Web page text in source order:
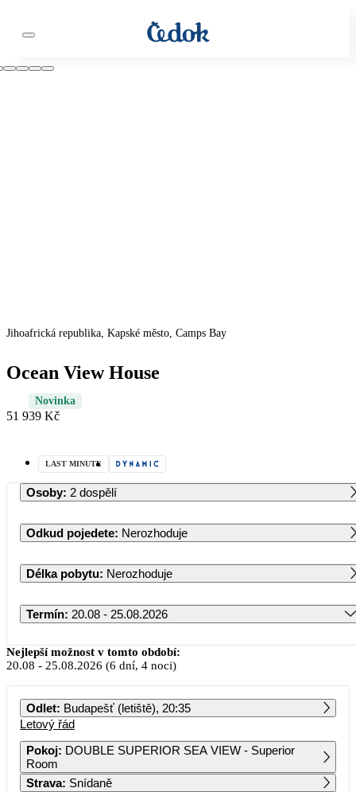
Jihoafrická republika, Kapské město, Camps Bay
Ocean View House
Novinka
51 939 Kč
LAST MINUTE
Osoby: 2 dospělí
Odkud pojedete: Nerozhoduje
Délka pobytu: Nerozhoduje
Termín: 20.08 - 25.08.2026
Srpen 2026
PO ÚT ST ČT PÁ SO NE
3 4 5 6 7 8 9
Nejlepší možnost v tomto období:
20.08 - 25.08.2026 (6 dní, 4 noci)
Odlet: Budapešť (letiště), 20:35
Letový řád
Pokoj: DOUBLE SUPERIOR SEA VIEW - Superior
Room
Strava: Snídaně